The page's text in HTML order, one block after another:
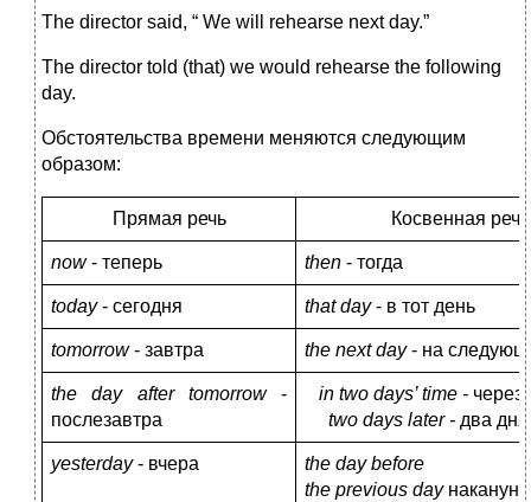
The director said, “ We will rehearse next day.”
The director told (that) we would rehearse the following
day.
Обстоятельства времени меняются следующим
образом:
Прямая речь Косвенная речь
now- теперь then - тогда
today- сегодня that day - в тот день
tomorrow- завтра the next day - на
the day after tomorrow -
послезавтра
in two days’ time - через
two days later- два дня
yesterday- вчера
the day before
the previous day накануне